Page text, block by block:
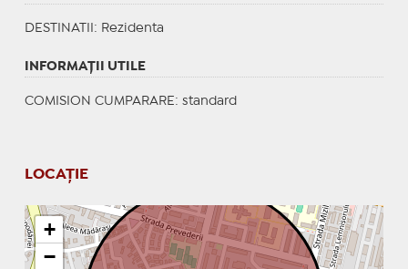
DESTINATII : Rezidenta
INFORMAŢII UTILE
COMISION CUMPARARE: standard
LOCAȚIE
+
−